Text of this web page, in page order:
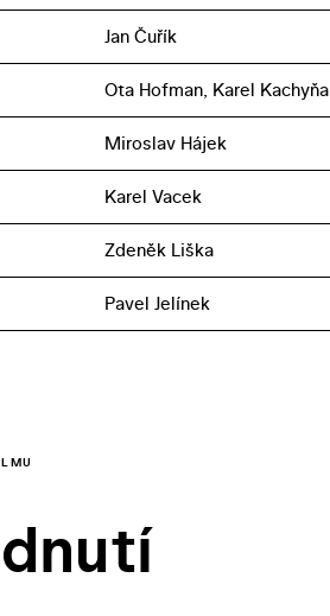
Jan Čuřík
Ota Hofman, Karel Kachyňa
Miroslav Hájek
Karel Vacek
Zdeněk Liška
Pavel Jelínek